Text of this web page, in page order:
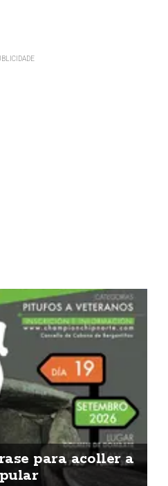
para acoller a